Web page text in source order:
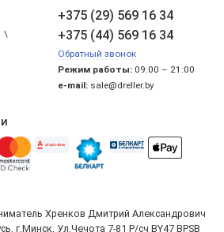
+375 (29) 569 16 34
+375 (44) 569 16 34
Обратный звонок
Режим работы: 09:00 – 21:00
e-mail: sale@dreller.by
\
Хренков Дмитрий Александрович
г.Минск, Ул.Чечота 7-81 Р/сч BY47 BPSB